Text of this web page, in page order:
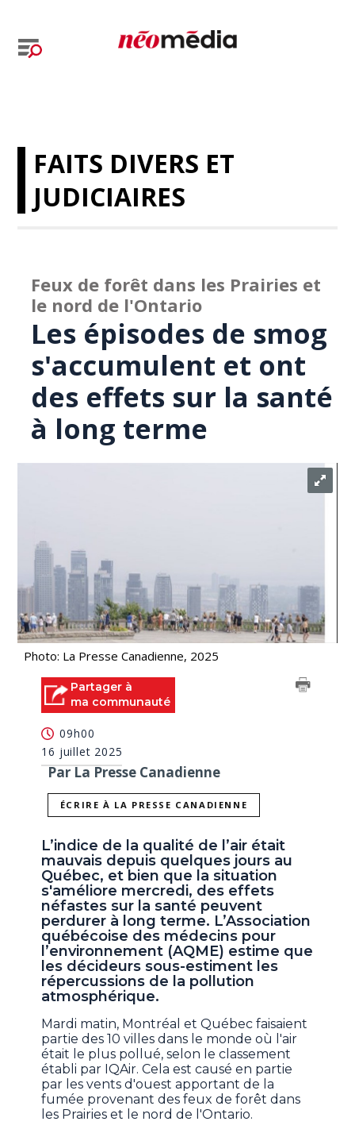
FAITS DIVERS ET
JUDICIAIRES
Feux de forêt dans les Prairies et
le nord de l'Ontario
Les épisodes de smog
s'accumulent et ont
des effets sur la santé
à long terme
Photo: La Presse Canadienne, 2025
Partager à
ma communauté
09h00
16 juillet 2025
Par La Presse Canadienne
ÉCRIRE À LA PRESSE CANADIENNE
L’indice de la qualité de l’air était
mauvais depuis quelques jours au
Québec, et bien que la situation
s'améliore mercredi, des effets
néfastes sur la santé peuvent
perdurer à long terme. L’Association
québécoise des médecins pour
l’environnement (AQME) estime que
les décideurs sous-estiment les
répercussions de la pollution
atmosphérique.
Mardi matin, Montréal et Québec faisaient
partie des 10 villes dans le monde où l'air
était le plus pollué, selon le classement
établi par IQAir. Cela est causé en partie
par les vents d'ouest apportant de la
fumée provenant des feux de forêt dans
les Prairies et le nord de l'Ontario.